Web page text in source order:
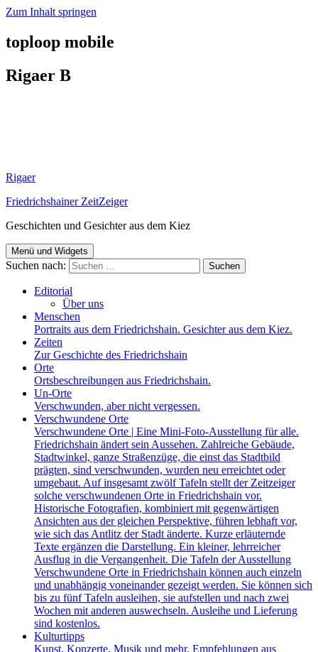
Zum Inhalt springen
toploop mobile
Rigaer B
Rigaer
Friedrichshainer ZeitZeiger
Geschichten und Gesichter aus dem Kiez
Menü und Widgets
Suchen nach:
Editorial
Über uns
Menschen
Portraits aus dem Friedrichshain. Gesichter aus dem Kiez.
Zeiten
Zur Geschichte des Friedrichshain
Orte
Ortsbeschreibungen aus Friedrichshain.
Un-Orte
Verschwunden, aber nicht vergessen.
Verschwundene Orte
Verschwundene Orte | Eine Mini-Foto-Ausstellung für alle.
Friedrichshain ändert sein Aussehen. Zahlreiche Gebäude,
Stadtwinkel, ganze Straßenzüge, die einst das Stadtbild
prägten, sind verschwunden, wurden neu erreichtet oder
umgebaut. Auf insgesamt zwölf Tafeln stellt der Zeitzeiger
solche verschwundenen Orte in Friedrichshain vor.
Historische Fotografien, kombiniert mit gegenwärtigen
Ansichten aus der gleichen Perspektive, führen lebhaft vor,
wie sich das Antlitz der Stadt änderte. Kurze erläuternde
Texte ergänzen die Darstellung. Ein kleiner, lehrreicher
Ausflug in die Vergangenheit. Die Tafeln der Ausstellung
Verschwundene Orte in Friedrichshain können auch einzeln
und unabhängig voneinander gezeigt werden. Sie können sich
bis zu fünf Tafeln ausleihen, sie aufstellen und nach zwei
Wochen mit anderen auswechseln. Ausleihe und Lieferung
sind kostenlos.
Kulturtipps
Kunst, Konzerte, Musik und mehr. Empfehlungen aus